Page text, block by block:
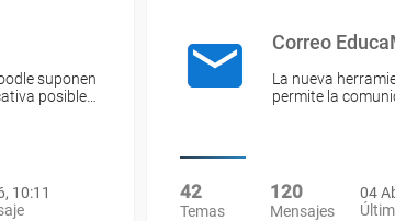
suponen
posible…
10:11
Correo
La nueva
permite la
42
Temas
120
Mensajes
04